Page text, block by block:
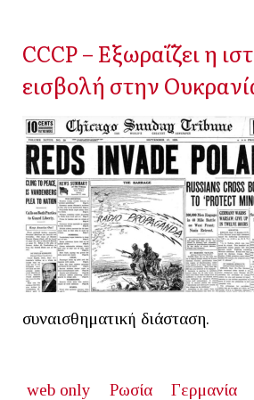
CCCP – Εξωραΐζει η
εισβολή στην
συναισθηματική διάσταση.
web only
Ρωσία Γερμανία